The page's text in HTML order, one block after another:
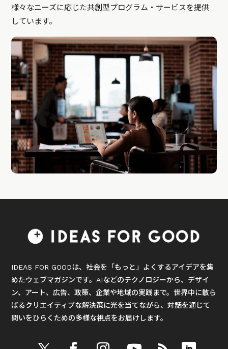
様々なニーズに応じた共創型プログラム・サービスを提供
しています。
IDEAS FOR GOODは、社会を「もっと」よくするアイデアを集
めたウェブマガジンです。AIなどのテクノロジーから、デザイ
ン、アート、広告、政策、企業や地域の実践まで。世界中に散ら
ばるクリエイティブな解決策に光を当てながら、対話を通じて
問いをひらくための多様な視点をお届けします。